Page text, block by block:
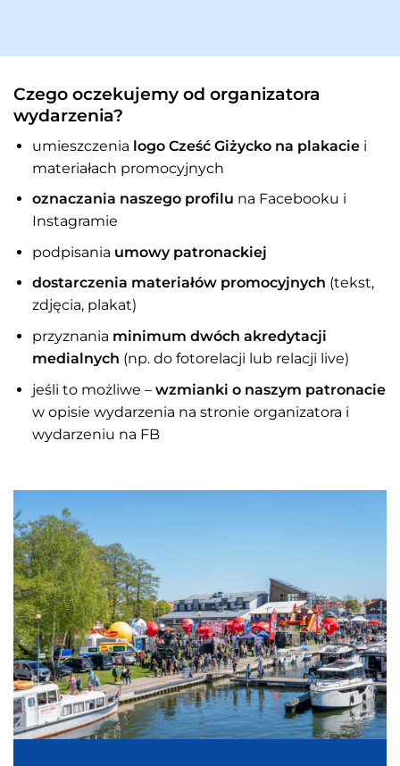
Czego oczekujemy od organizatora
wydarzenia?
umieszczenia logo Cześć Giżycko na plakaciei
materiałach promocyjnych
oznaczania naszego profilu na Facebooku i
Instagramie
podpisania umowy patronackiej
dostarczenia materiałów promocyjnych (tekst,
zdjęcia, plakat)
przyznania minimum dwóch akredytacji
medialnych (np. do fotorelacji lub relacji live)
jeśli to możliwe – wzmianki o naszym patronacie
w opisie wydarzenia na stronie organizatora i
wydarzeniu na FB